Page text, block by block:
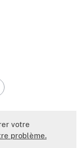
votre
problème.